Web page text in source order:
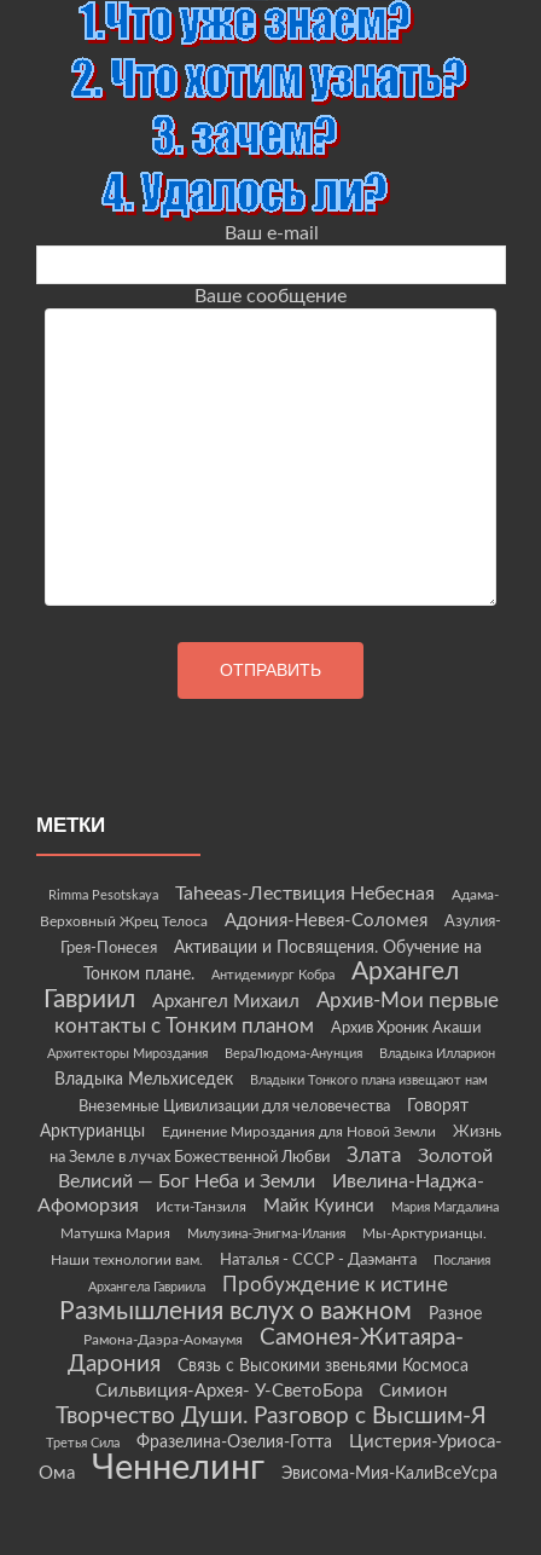
Ваш e-mail
Ваше сообщение
МЕТКИ
Rimma Pesotskaya Taheeas-Лествиция Небесная
Адама-
Верховный Жрец Телоса
Адония-Невея-Соломея
Азулия-
Грея-Понесея
Активации и Посвящения. Обучение на
Тонком плане.
Антидемиург Кобра
Архангел
Гавриил
Архангел Михаил
Архив-Мои первые
контакты с Тонким планом
Архив Хроник Акаши
Архитекторы Мироздания ВераЛюдома-Анунция Владыка Илларион
Владыка Мельхиседек Владыки Тонкого плана извещают нам
Внеземные Цивилизации для человечества
Говорят
Арктурианцы
Единение Мироздания для Новой Земли
Жизнь
на Земле в лучах Божественной Любви
Злата
Золотой
Велисий — Бог Неба и Земли
Ивелина-Наджа-
Афоморзия
Исти-Танзиля Майк Куинси Мария Магдалина
Матушка Мария Милузина-Энигма-Илания
Мы-Арктурианцы.
Наши технологии вам.
Наталья - СССР - Даэманта
Послания
Архангела Гавриила
Пробуждение к истине
Размышления вслух о важном Разное
Рамона-Даэра-Аомаумя
Самонея-Житаяра-
Дарония
Связь с Высокими звеньями Космоса
Сильвиция-Архея- У-СветоБора Симион
Творчество Души. Разговор с Высшим-Я
Третья Сила Фразелина-Озелия-Готта
Цистерия-Уриоса-
Ома
Ченнелинг Эвисома-Мия-КалиВсеУсра